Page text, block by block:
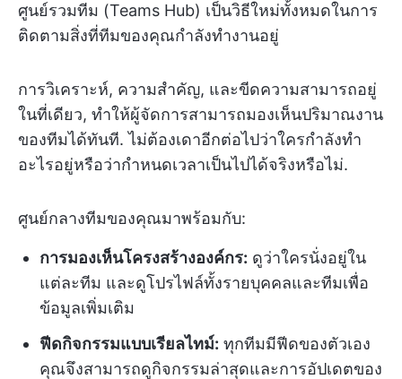
ศูนย์รวมทีม (Teams Hub) เป็นวิธีใหม่ทั้งหมดในการ
ติดตามสิ่งที่ทีมของคุณกำลังทำงานอยู่
การวิเคราะห์, ความสำคัญ, และขีดความสามารถอยู่
ในที่เดียว, ทำให้ผู้จัดการสามารถมองเห็นปริมาณงาน
ของทีมได้ทันที. ไม่ต้องเดาอีกต่อไปว่าใครกำลังทำ
อะไรอยู่หรือว่ากำหนดเวลาเป็นไปได้จริงหรือไม่.
ศูนย์กลางทีมของคุณมาพร้อมกับ:
การมองเห็นโครงสร้างองค์กร: ดูว่าใครนั่งอยู่ใน
แต่ละทีม และดูโปรไฟล์ทั้งรายบุคคลและทีมเพื่อ
ข้อมูลเพิ่มเติม
ฟีดกิจกรรมแบบเรียลไทม์: ทุกทีมมีฟีดของตัวเอง
คุณจึงสามารถดูกิจกรรมล่าสุดและการอัปเดตของ